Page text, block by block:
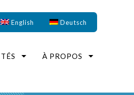
English Deutsch
À PROPOS